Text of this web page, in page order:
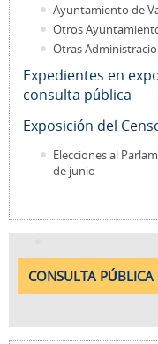
Ayuntamiento de
Otros
Otras
Expedientes en
consulta pública
Exposición del
Elecciones al
de junio
CONSULTA PÚBLICA